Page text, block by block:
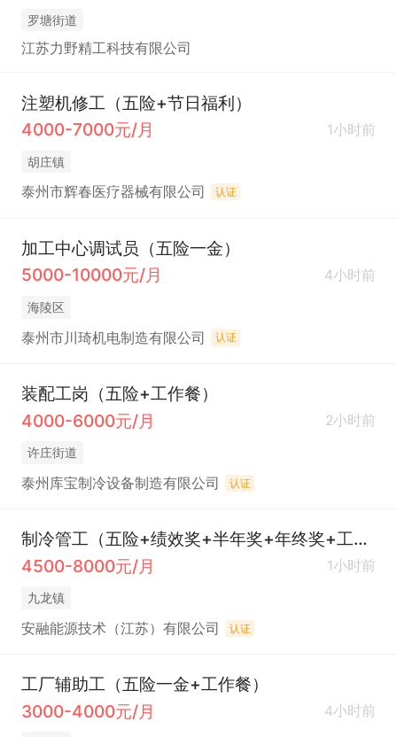
罗塘街道
江苏力野精工科技有限公司
注塑机修工（五险+节日福利）
4000-7000元/月
1小时前
胡庄镇
泰州市辉春医疗器械有限公司 认证
加工中心调试员（五险一金）
5000-10000元/月
4小时前
海陵区
泰州市川琦机电制造有限公司 认证
装配工岗（五险+工作餐）
4000-6000元/月
2小时前
许庄街道
泰州库宝制冷设备制造有限公司 认证
制冷管工（五险+绩效奖+半年奖+年终奖+工作餐）
4500-8000元/月
1小时前
九龙镇
安融能源技术（江苏）有限公司 认证
工厂辅助工（五险一金+工作餐）
3000-4000元/月
4小时前